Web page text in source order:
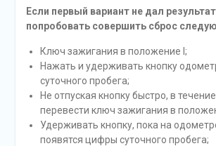
Если первый вариант не дал
попробовать совершить сброс
Ключ зажигания в положение I;
Нажать и удерживать кнопку
суточного пробега;
Не отпуская кнопку быстро, в
перевести ключ зажигания в
Удерживать кнопку, пока на
появятся цифры суточного пробега;